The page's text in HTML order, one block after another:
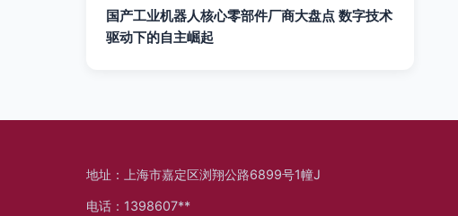
国产工业机器人核心零部件厂商大盘点 数字技术
驱动下的自主崛起
地址：上海市嘉定区浏翔公路6899号1幢J
电话：1398607**